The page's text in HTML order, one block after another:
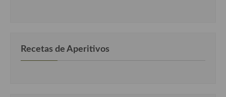
Recetas de Aperitivos